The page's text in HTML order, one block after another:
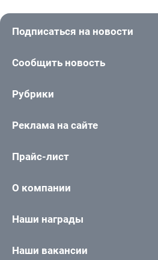
Подписаться на новости
Сообщить новость
Рубрики
Реклама на сайте
Прайс-лист
О компании
Наши награды
Наши вакансии